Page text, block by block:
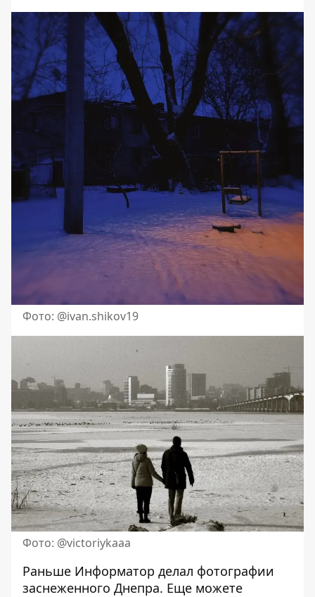
Фото: @ivan.shikov19
Фото: @victoriykaaa
Раньше Информатор делал фотографии
заснеженного Днепра. Еще можете